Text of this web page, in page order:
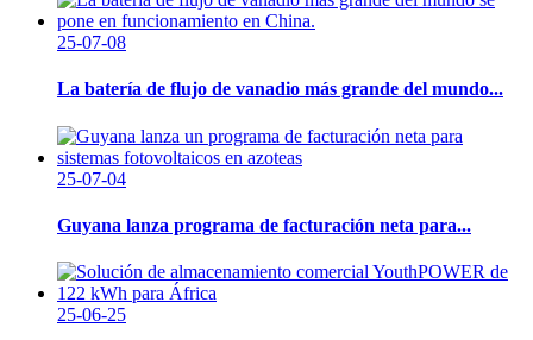
25-07-08
La batería de flujo de vanadio más grande del mundo...
25-07-04
Guyana lanza programa de facturación neta para...
25-06-25